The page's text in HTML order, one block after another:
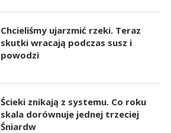
Chcieliśmy ujarzmić rzeki. Teraz
skutki wracają podczas susz i
powodzi
Ścieki znikają z systemu. Co roku
skala dorównuje jednej trzeciej
Śniardw